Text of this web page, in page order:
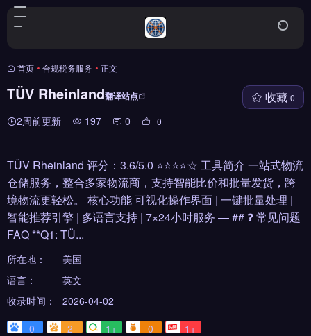
首页 • 合规税务服务 • 正文
TÜV Rheinland翻译站点
2周前更新 197 0 0
收藏 0
TÜV Rheinland 评分：3.6/5.0 ⭐⭐⭐⭐☆ 工具简介 一站式物流
仓储服务，整合多家物流商，支持智能比价和批量发货，跨
境物流更轻松。 核心功能 可视化操作界面 | 一键批量处理 |
智能推荐引擎 | 多语言支持 | 7×24小时服务 — ## ❓ 常见问题
FAQ **Q1: TÜ...
所在地：
美国
语言：
英文
收录时间：
2026-04-02
0
2- 1+ 0 1+